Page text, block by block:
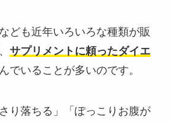
ども近年いろいろな種類が販
サプリメントに頼ったダイエ
でいることが多いのです。
り落ちる」「ぽっこりお腹が